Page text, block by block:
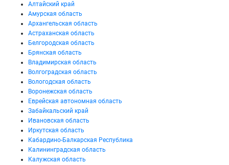
Алтайский край
Амурская область
Архангельская область
Астраханская область
Белгородская область
Брянская область
Владимирская область
Волгоградская область
Вологодская область
Воронежская область
Еврейская автономная область
Забайкальский край
Ивановская область
Иркутская область
Кабардино-Балкарская Республика
Калининградская область
Калужская область